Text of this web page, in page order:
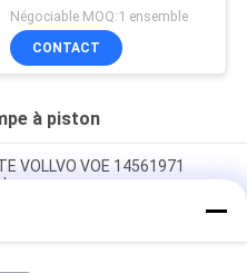
Pompes hydrauliques
Négociable MOQ:1 ensemble
CONTACT
à piston
VOLLVO VOE 14561971
VOLLVO VOE 14537295